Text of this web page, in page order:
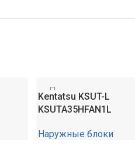
Kentatsu KSUT-L
KSUTA35HFAN1L
Наружные блоки